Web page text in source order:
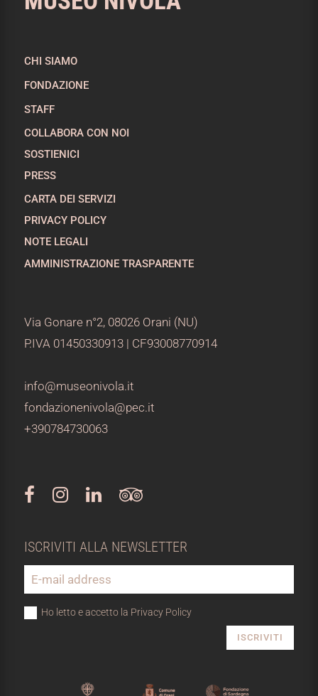
CHI SIAMO
FONDAZIONE
STAFF
COLLABORA CON NOI
SOSTIENICI
PRESS
CARTA DEI SERVIZI
PRIVACY POLICY
NOTE LEGALI
AMMINISTRAZIONE TRASPARENTE
Via Gonare n°2, 08026 Orani (NU)
P.IVA 01450330913 | CF93008770914
info@museonivola.it
fondazionenivola@pec.it
+390784730063
ISCRIVITI ALLA NEWSLETTER
Ho letto e accetto la Privacy Policy
ISCRIVITI